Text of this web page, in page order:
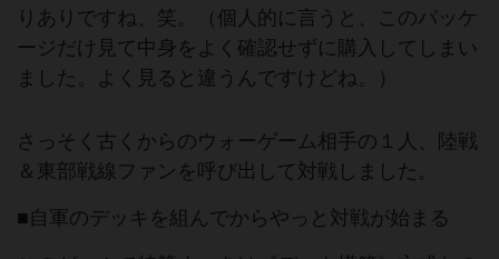
りありですね、笑。（個人的に言うと、このパッケ
ージだけ見て中身をよく確認せずに購入してしまい
ました。よく見ると違うんですけどね。）
さっそく古くからのウォーゲーム相手の１人、陸戦
＆東部戦線ファンを呼び出して対戦しました。
■自軍のデッキを組んでからやっと対戦が始まる